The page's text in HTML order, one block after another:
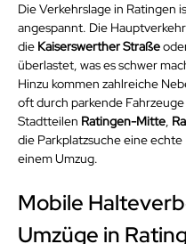
Die Verkehrslage in Ratingen
angespannt. Die
die Kaiserswerther Straße
überlastet, was es schwer
Hinzu kommen zahlreiche
oft durch parkende
Stadtteilen Ratingen-Mitte,
die Parkplatzsuche eine
einem Umzug.
Mobile
Umzüge in